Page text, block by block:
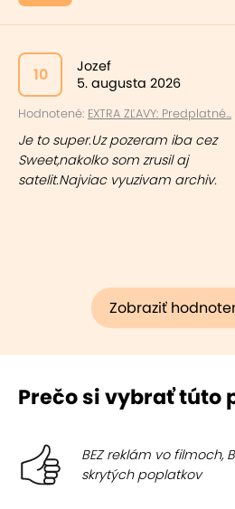
10
Jozef
5. augusta 2026
Hodnotené: EXTRA ZĽAVY: Predplatné...
Je to super.Uz pozeram iba cez
Sweet,nakolko som zrusil aj
satelit.Najviac vyuzivam archiv.
Zobraziť
Prečo si vybrať túto
BEZ reklám vo filmoch,
skrytých poplatkov